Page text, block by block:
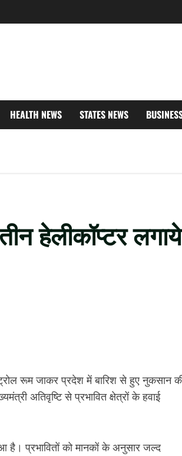
HEALTH NEWS STATES NEWS
हेलीकॉप्टर लगाये
रूम जाकर प्रदेश में बारिश से हुए नुकसान
अतिवृष्टि से प्रभावित क्षेत्रों के हवाई
है। प्रभावितों को मानकों के अनुसार जल्द